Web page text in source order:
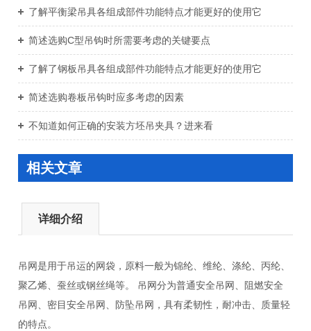
了解平衡梁吊具各组成部件功能特点才能更好的使用它
简述选购C型吊钩时所需要考虑的关键要点
了解了钢板吊具各组成部件功能特点才能更好的使用它
简述选购卷板吊钩时应多考虑的因素
不知道如何正确的安装方坯吊夹具？进来看
相关文章
详细介绍
吊网是用于吊运的网袋，原料一般为锦纶、维纶、涤纶、丙纶、
聚乙烯、蚕丝或钢丝绳等。 吊网分为普通安全吊网、阻燃安全
吊网、密目安全吊网、防坠吊网，具有柔韧性，耐冲击、质量轻
的特点。